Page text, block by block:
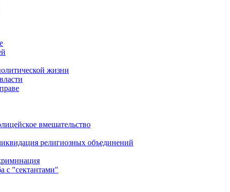
жизни
вмешательство
религиозных объединений
с "сектантами"